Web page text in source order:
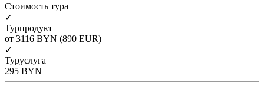
Cтоимость тура
✓
Турпродукт
от 3116 BYN (890 EUR)
✓
Туруслуга
295 BYN